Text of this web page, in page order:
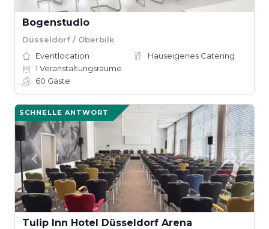
Bo­gen­stu­dio
Düsseldorf / Oberbilk
Eventlocation
Hauseigenes Catering
1 Veranstaltungsräume
60 Gäste
SCHNELLE ANTWORT
Tulip Inn Hotel Düsseldorf Arena